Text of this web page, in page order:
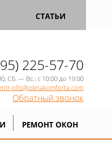
СТАТЬИ
225-57-70
Сб. — Вс.: с 10:00 до 19:00
ofis@oknakomforta.com
Обратный звонок
РЕМОНТ ОКОН